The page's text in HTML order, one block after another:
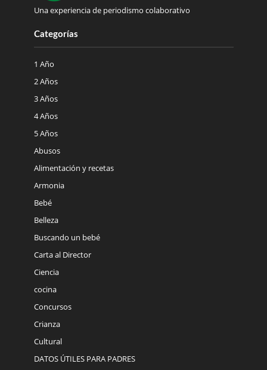
Una experiencia de periodismo colaborativo
Categorías
1 Año
2 Años
3 Años
4 Años
5 Años
Abusos
Alimentación y recetas
Armonia
Bebé
Belleza
Buscando un bebé
Carta al Director
Ciencia
cocina
Concursos
Crianza
Cultural
DATOS ÚTILES PARA PADRES